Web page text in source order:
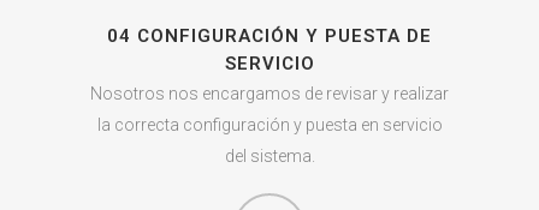
04 CONFIGURACIÓN Y PUESTA DE
SERVICIO
Nosotros nos encargamos de revisar y realizar
la correcta configuración y puesta en servicio
del sistema.